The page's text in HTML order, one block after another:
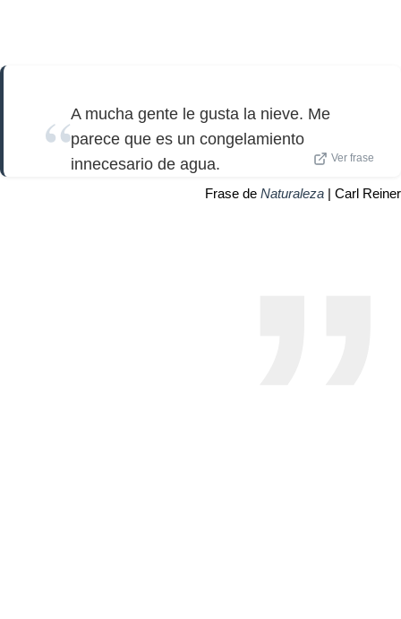
A mucha gente le gusta la nieve. Me
parece que es un congelamiento
innecesario de agua.
Ver frase
Frase de Naturaleza | Carl Reiner